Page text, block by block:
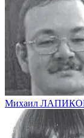
Михаил